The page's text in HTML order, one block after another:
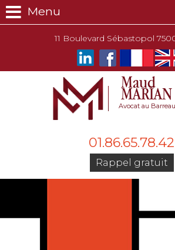
Menu
11 Boulevard Sébastopol
Maud
MARIAN
Avocat au
01.86.65.78.42
Rappel gratuit